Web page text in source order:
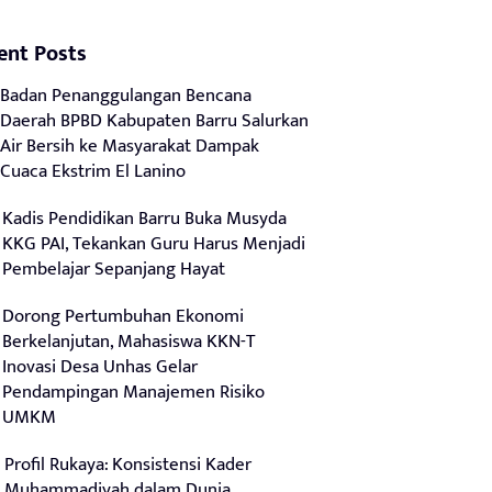
Posts
Badan Penanggulangan Bencana
Daerah BPBD Kabupaten Barru Salurkan
Air Bersih ke Masyarakat Dampak
Cuaca Ekstrim El Lanino
Kadis Pendidikan Barru Buka Musyda
KKG PAI, Tekankan Guru Harus Menjadi
Pembelajar Sepanjang Hayat
Dorong Pertumbuhan Ekonomi
Berkelanjutan, Mahasiswa KKN-T
Inovasi Desa Unhas Gelar
Pendampingan Manajemen Risiko
UMKM
Profil Rukaya: Konsistensi Kader